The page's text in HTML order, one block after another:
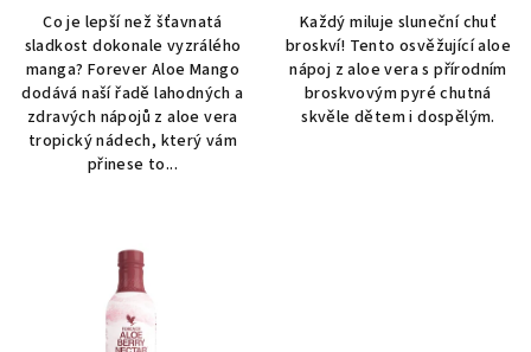
Co je lepší než šťavnatá
sladkost dokonale vyzrálého
manga? Forever Aloe Mango
dodává naší řadě lahodných a
zdravých nápojů z aloe vera
tropický nádech, který vám
přinese to...
Každý miluje sluneční chuť
broskví! Tento osvěžující aloe
nápoj z aloe vera s přírodním
broskvovým pyré chutná
skvěle dětem i dospělým.